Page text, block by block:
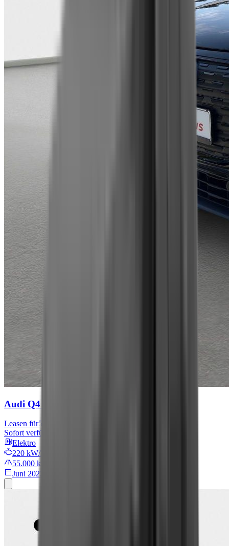
Audi Q4 e-tron
Leasen für567 € mtl.
Sofort verfügbar
Elektro
220 kW/299 PS
55.000 km
Juni 2022